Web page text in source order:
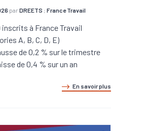
par DREETS ; France Travail
inscrits à France Travail
A, B, C, D, E)
de 0,2 % sur le trimestre
de 0,4 % sur un an
En savoir plus